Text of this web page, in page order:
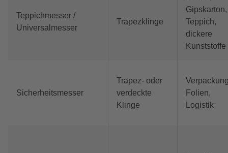
Teppichmesser /
Universalmesser
Trapezklinge
Gipskarton,
Teppich,
dickere
Kunststoffe
Sicherheitsmesser
Trapez- oder
verdeckte
Klinge
Folien,
Logistik